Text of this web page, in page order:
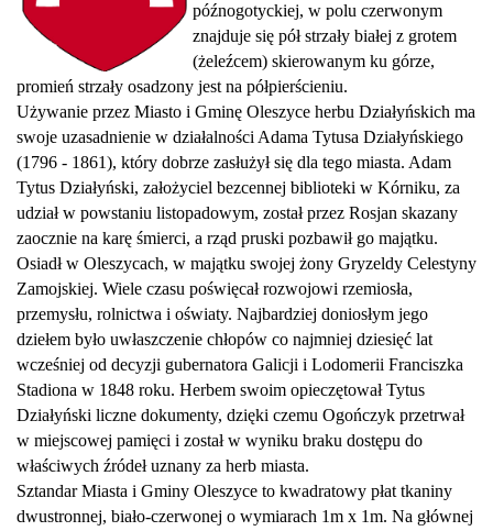
późnogotyckiej, w polu czerwonym
znajduje się pół strzały białej z grotem
(żeleźcem) skierowanym ku górze,
promień strzały osadzony jest na półpierścieniu.
Używanie przez Miasto i Gminę Oleszyce herbu Działyńskich ma
swoje uzasadnienie w działalności Adama Tytusa Działyńskiego
(1796 - 1861), który dobrze zasłużył się dla tego miasta. Adam
Tytus Działyński, założyciel bezcennej biblioteki w Kórniku, za
udział w powstaniu listopadowym, został przez Rosjan skazany
zaocznie na karę śmierci, a rząd pruski pozbawił go majątku.
Osiadł w Oleszycach, w majątku swojej żony Gryzeldy Celestyny
Zamojskiej. Wiele czasu poświęcał rozwojowi rzemiosła,
przemysłu, rolnictwa i oświaty. Najbardziej doniosłym jego
dziełem było uwłaszczenie chłopów co najmniej dziesięć lat
wcześniej od decyzji gubernatora Galicji i Lodomerii Franciszka
Stadiona w 1848 roku. Herbem swoim opieczętował Tytus
Działyński liczne dokumenty, dzięki czemu Ogończyk przetrwał
w miejscowej pamięci i został w wyniku braku dostępu do
właściwych źródeł uznany za herb miasta.
Sztandar Miasta i Gminy Oleszyce to kwadratowy płat tkaniny
dwustronnej, biało-czerwonej o wymiarach 1m x 1m. Na głównej